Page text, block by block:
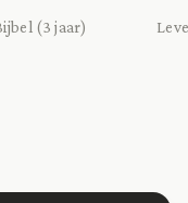
(3 jaar)